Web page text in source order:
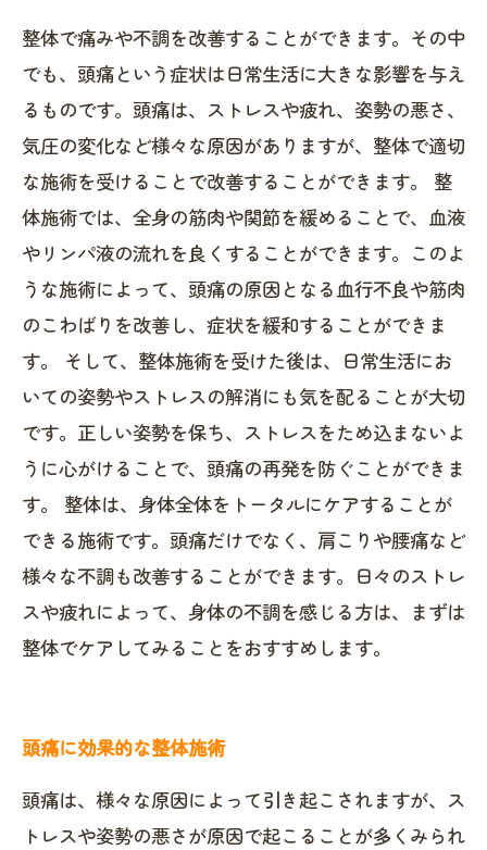
整体で痛みや不調を改善することができます。その中
でも、頭痛という症状は日常生活に大きな影響を与え
るものです。頭痛は、ストレスや疲れ、姿勢の悪さ、
気圧の変化など様々な原因がありますが、整体で適切
な施術を受けることで改善することができます。 整
体施術では、全身の筋肉や関節を緩めることで、血液
やリンパ液の流れを良くすることができます。このよ
うな施術によって、頭痛の原因となる血行不良や筋肉
のこわばりを改善し、症状を緩和することができま
す。 そして、整体施術を受けた後は、日常生活にお
いての姿勢やストレスの解消にも気を配ることが大切
です。正しい姿勢を保ち、ストレスをため込まないよ
うに心がけることで、頭痛の再発を防ぐことができま
す。 整体は、身体全体をトータルにケアすることが
できる施術です。頭痛だけでなく、肩こりや腰痛など
様々な不調も改善することができます。日々のストレ
スや疲れによって、身体の不調を感じる方は、まずは
整体でケアしてみることをおすすめします。
頭痛に効果的な整体施術
頭痛は、様々な原因によって引き起こされますが、ス
トレスや姿勢の悪さが原因で起こることが多くみられ